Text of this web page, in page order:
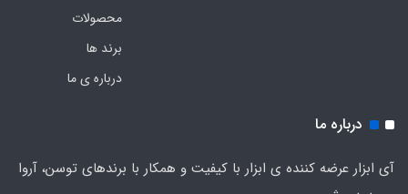
محصولات
برند ها
درباره ی ما
درباره ما
آی ابزار عرضه کننده ی ابزار با کیفیت و همکار با برندهای توسن، آروا